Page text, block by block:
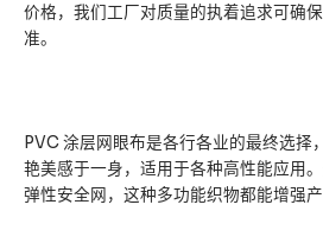
价格，我们工厂对质量的执着追求可确
准。
PVC 涂层网眼布是各行各业的最终选择
艳美感于一身，适用于各种高性能应用
弹性安全网，这种多功能织物都能增强